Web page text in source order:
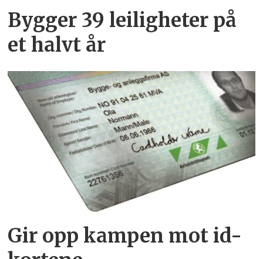
Bygger 39 leiligheter på
et halvt år
Gir opp kampen mot id-